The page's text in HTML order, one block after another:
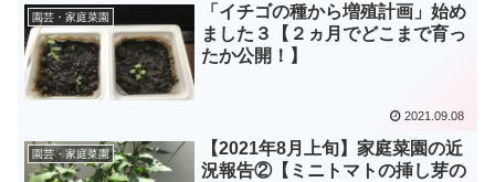
園芸・家庭菜園
「イチゴの種から増殖計画」始め
ました３【２ヵ月でどこまで育っ
たか公開！】
2021.09.08
園芸・家庭菜園
【2021年8月上旬】家庭菜園の近
況報告②【ミニトマトの挿し芽の